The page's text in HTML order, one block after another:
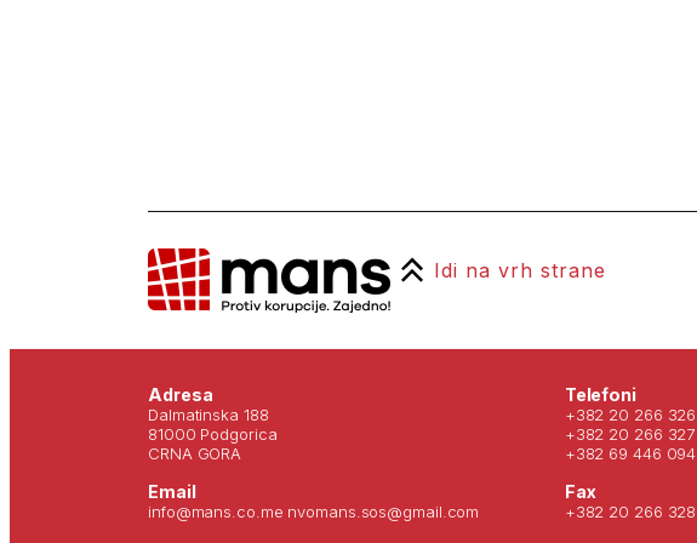
Idi na vrh strane
Adresa
Dalmatinska 188
81000 Podgorica
CRNA GORA
Email
info@mans.co.me nvomans.sos@gmail.com
Telefoni
+382 20 266 326
+382 20 266 327
+382 69 446 094
Fax
+382 20 266 328